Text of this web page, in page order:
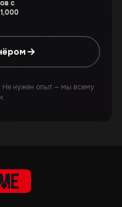
с
Не нужен опыт — мы всему